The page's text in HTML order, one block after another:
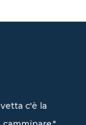
c'è la